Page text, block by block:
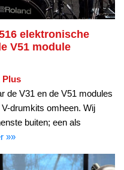
elektronische
V51 module
Plus
de V31 en de V51 modules
drumkits omheen. Wij
buiten; een als
»»